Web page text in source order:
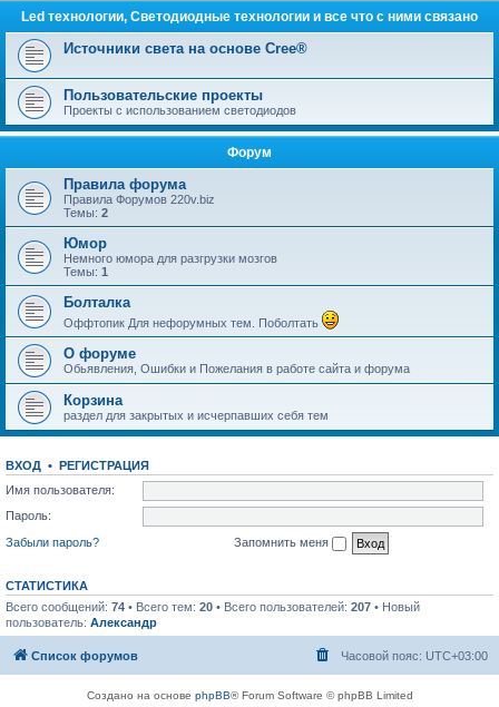
Led технологии, Светодиодные технологии и все что с ними связано
Источники света на основе Cree®
Пользовательские проекты
Проекты с использованием светодиодов
Форум
Правила форума
Правила Форумов 220v.biz
Темы: 2
Юмор
Немного юмора для разгрузки мозгов
Темы: 1
Болталка
Оффтопик Для нефорумных тем. Поболтать
О форуме
Обьявления, Ошибки и Пожелания в работе сайта и форума
Корзина
раздел для закрытых и исчерпавших себя тем
ВХОД • РЕГИСТРАЦИЯ
Имя пользователя:
Пароль:
Забыли пароль?
Запомнить меня
СТАТИСТИКА
Всего сообщений: 74 • Всего тем: 20 • Всего пользователей: 207 • Новый
пользователь: Александр
Список форумов Часовой пояс: UTC+03:00
Создано на основе phpBB® Forum Software © phpBB Limited